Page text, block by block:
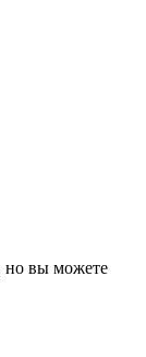
но вы можете